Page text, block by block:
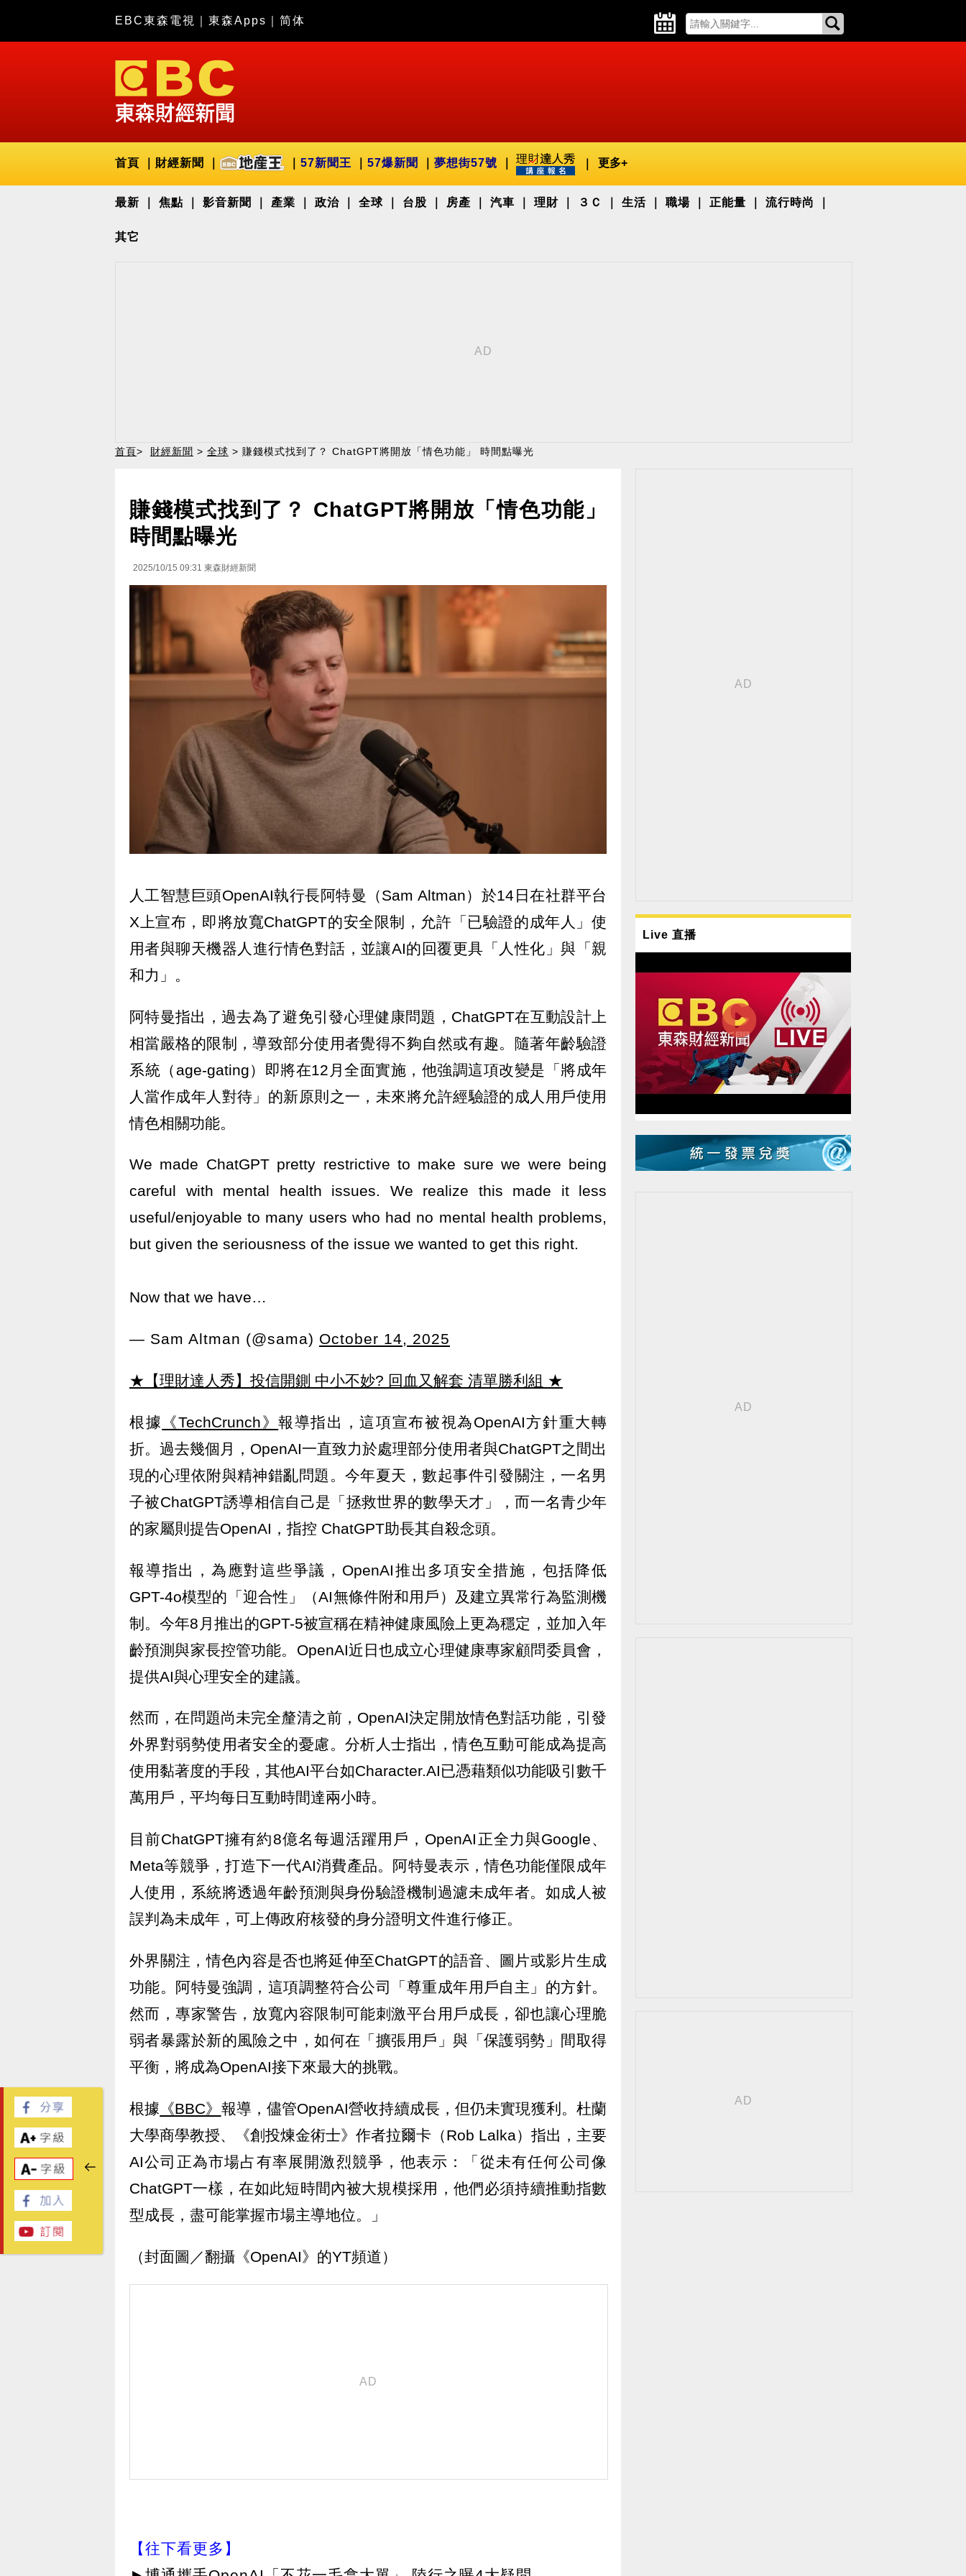
EBC東森電視 東森Apps 简体
首頁 財經新聞 57新聞王 57爆新聞 夢想街57號 更多+
最新 焦點 影音新聞 產業 政治 全球 台股 房產 汽車 理財 ３Ｃ 生活 職場 正能量 流行時尚
其它
首頁> 財經新聞 > 全球 > 賺錢模式找到了？ ChatGPT將開放「情色功能」 時間點曝光
賺錢模式找到了？ ChatGPT將開放「情色功能」
時間點曝光
2025/10/15 09:31 東森財經新聞
人工智慧巨頭OpenAI執行長阿特曼（Sam Altman）於14日在社群平台
X上宣布，即將放寬ChatGPT的安全限制，允許「已驗證的成年人」使
用者與聊天機器人進行情色對話，並讓AI的回覆更具「人性化」與「親
和力」。
阿特曼指出，過去為了避免引發心理健康問題，ChatGPT在互動設計上
相當嚴格的限制，導致部分使用者覺得不夠自然或有趣。隨著年齡驗證
系統（age-gating）即將在12月全面實施，他強調這項改變是「將成年
人當作成年人對待」的新原則之一，未來將允許經驗證的成人用戶使用
情色相關功能。
We made ChatGPT pretty restrictive to make sure we were being
careful with mental health issues. We realize this made it less
useful/enjoyable to many users who had no mental health problems,
but given the seriousness of the issue we wanted to get this right.
Now that we have…
— Sam Altman (@sama) October 14, 2025
★【理財達人秀】投信開鍘 中小不妙? 回血又解套 清單勝利組 ★
根據 《TechCrunch》報導指出，這項宣布被視為OpenAI方針重大轉
折。過去幾個月，OpenAI一直致力於處理部分使用者與ChatGPT之間出
現的心理依附與精神錯亂問題。今年夏天，數起事件引發關注，一名男
子被ChatGPT誘導相信自己是「拯救世界的數學天才」，而一名青少年
的家屬則提告OpenAI，指控 ChatGPT助長其自殺念頭。
報導指出，為應對這些爭議，OpenAI推出多項安全措施，包括降低
GPT-4o模型的「迎合性」（AI無條件附和用戶）及建立異常行為監測機
制。今年8月推出的GPT-5被宣稱在精神健康風險上更為穩定，並加入年
齡預測與家長控管功能。OpenAI近日也成立心理健康專家顧問委員會，
提供AI與心理安全的建議。
然而，在問題尚未完全釐清之前，OpenAI決定開放情色對話功能，引發
外界對弱勢使用者安全的憂慮。分析人士指出，情色互動可能成為提高
使用黏著度的手段，其他AI平台如Character.AI已憑藉類似功能吸引數千
萬用戶，平均每日互動時間達兩小時。
目前ChatGPT擁有約8億名每週活躍用戶，OpenAI正全力與Google、
Meta等競爭，打造下一代AI消費產品。阿特曼表示，情色功能僅限成年
人使用，系統將透過年齡預測與身份驗證機制過濾未成年者。如成人被
誤判為未成年，可上傳政府核發的身分證明文件進行修正。
外界關注，情色內容是否也將延伸至ChatGPT的語音、圖片或影片生成
功能。阿特曼強調，這項調整符合公司「尊重成年用戶自主」的方針。
然而，專家警告，放寬內容限制可能刺激平台用戶成長，卻也讓心理脆
弱者暴露於新的風險之中，如何在「擴張用戶」與「保護弱勢」間取得
平衡，將成為OpenAI接下來最大的挑戰。
根據 《BBC》 報導，儘管OpenAI營收持續成長，但仍未實現獲利。杜蘭
大學商學教授、《創投煉金術士》作者拉爾卡（Rob Lalka）指出，主要
AI公司正為市場占有率展開激烈競爭，他表示：「從未有任何公司像
ChatGPT一樣，在如此短時間內被大規模採用，他們必須持續推動指數
型成長，盡可能掌握市場主導地位。」
（封面圖／翻攝《OpenAI》的YT頻道）
【往下看更多】
Live 直播